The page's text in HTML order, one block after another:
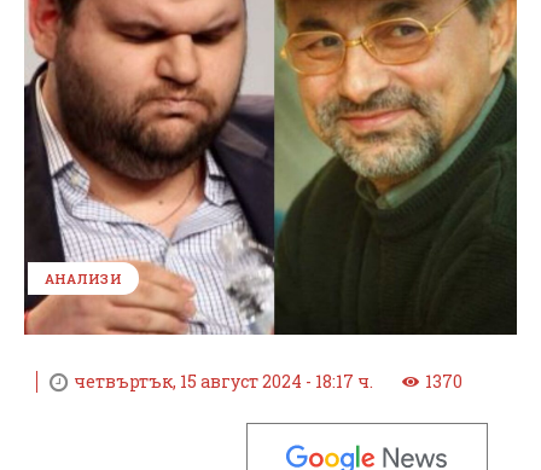
АНАЛИЗИ
четвъртък, 15 август 2024 - 18:17 ч. 1370